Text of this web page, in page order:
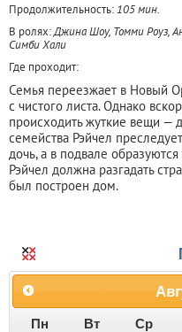
Продолжительность: 105 мин.
В ролях:Джина Шоу, Томми Роуз,
Симби Хали
Где проходит:
Семья переезжает в Новый
с чистого листа. Однако
происходить жуткие вещи —
семейства Рэйчел
дочь, а в подвале
Рэйчел должна разгадать
был построен дом.
Пн Вт Ср